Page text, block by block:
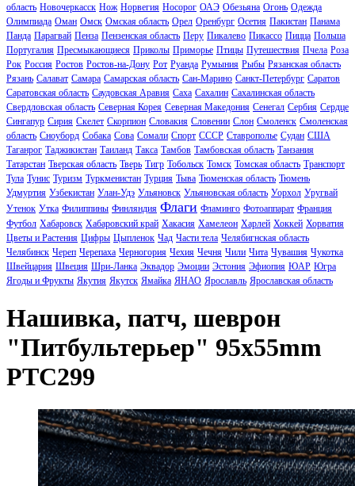
область Новочеркасск Нож Норвегия Носорог ОАЭ Обезьяна Огонь Одежда
Олимпиада Оман Омск Омская область Орел Оренбург Осетия Пакистан Панама
Панда Парагвай Пенза Пензенская область Перу Пикалево Пикассо Пицца Польша
Португалия Пресмыкающиеся Приколы Приморье Птицы Путешествия Пчела Роза
Рок Россия Ростов Ростов-на-Дону Рот Руанда Румыния Рыбы Рязанская область
Рязань Салават Самара Самарская область Сан-Марино Санкт-Петербург Саратов
Саратовская область Саудовская Аравия Саха Сахалин Сахалинская область
Свердловская область Северная Корея Северная Македония Сенегал Сербия Сердце
Сингапур Сирия Скелет Скорпион Словакия Словении Слон Смоленск Смоленская
область Сноуборд Собака Сова Сомали Спорт СССР Ставрополье Судан США
Таганрог Таджикистан Таиланд Такса Тамбов Тамбовская область Танзания
Татарстан Тверская область Тверь Тигр Тобольск Томск Томская область Транспорт
Тула Тунис Туризм Туркменистан Турция Тыва Тюменская область Тюмень
Удмуртия Узбекистан Улан-Удэ Ульяновск Ульяновская область Уорхол Уругвай
Утенок Утка Филиппины Финляндия Флаги Фламинго Фотоаппарат Франция
Футбол Хабаровск Хабаровский край Хакасия Хамелеон Харлей Хоккей Хорватия
Цветы и Растения Цифры Цыпленок Чад Части тела Челябигнская область
Челябинск Череп Черепаха Черногория Чехия Чечня Чили Чита Чувашия Чукотка
Швейцария Швеция Шри-Ланка Эквадор Эмоции Эстония Эфиопия ЮАР Югра
Ягоды и Фрукты Якутия Якутск Ямайка ЯНАО Ярославль Ярославская область
Нашивка, патч, шеврон
"Питбультерьер" 95x55mm
PTC299